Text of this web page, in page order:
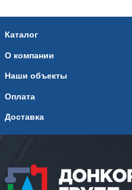
Каталог
О компании
Наши объекты
Оплата
Доставка